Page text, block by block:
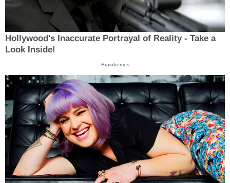
Hollywood's Inaccurate Portrayal of Reality - Take a
Look Inside!
Brainberries